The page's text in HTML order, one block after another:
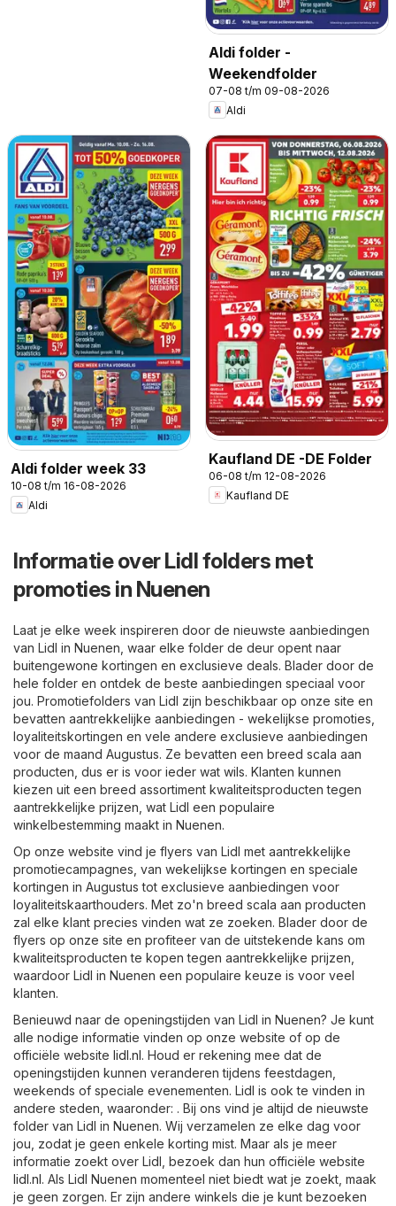
Aldi folder -
Weekendfolder
07-08 t/m 09-08-2026
Aldi
Aldi folder week 33
10-08 t/m 16-08-2026
Aldi
Kaufland DE -DE Folder
06-08 t/m 12-08-2026
Kaufland DE
Informatie over Lidl folders met
promoties in Nuenen
Laat je elke week inspireren door de nieuwste aanbiedingen
van Lidl in Nuenen, waar elke folder de deur opent naar
buitengewone kortingen en exclusieve deals. Blader door de
hele folder en ontdek de beste aanbiedingen speciaal voor
jou. Promotiefolders van Lidl zijn beschikbaar op onze site en
bevatten aantrekkelijke aanbiedingen - wekelijkse promoties,
loyaliteitskortingen en vele andere exclusieve aanbiedingen
voor de maand Augustus. Ze bevatten een breed scala aan
producten, dus er is voor ieder wat wils. Klanten kunnen
kiezen uit een breed assortiment kwaliteitsproducten tegen
aantrekkelijke prijzen, wat Lidl een populaire
winkelbestemming maakt in Nuenen.
Op onze website vind je flyers van Lidl met aantrekkelijke
promotiecampagnes, van wekelijkse kortingen en speciale
kortingen in Augustus tot exclusieve aanbiedingen voor
loyaliteitskaarthouders. Met zo'n breed scala aan producten
zal elke klant precies vinden wat ze zoeken. Blader door de
flyers op onze site en profiteer van de uitstekende kans om
kwaliteitsproducten te kopen tegen aantrekkelijke prijzen,
waardoor Lidl in Nuenen een populaire keuze is voor veel
klanten.
Benieuwd naar de openingstijden van Lidl in Nuenen? Je kunt
alle nodige informatie vinden op onze website of op de
officiële website lidl.nl. Houd er rekening mee dat de
openingstijden kunnen veranderen tijdens feestdagen,
weekends of speciale evenementen. Lidl is ook te vinden in
andere steden, waaronder: . Bij ons vind je altijd de nieuwste
folder van Lidl in Nuenen. Wij verzamelen ze elke dag voor
jou, zodat je geen enkele korting mist. Maar als je meer
informatie zoekt over Lidl, bezoek dan hun officiële website
lidl.nl. Als Lidl Nuenen momenteel niet biedt wat je zoekt, maak
je geen zorgen. Er zijn andere winkels die je kunt bezoeken